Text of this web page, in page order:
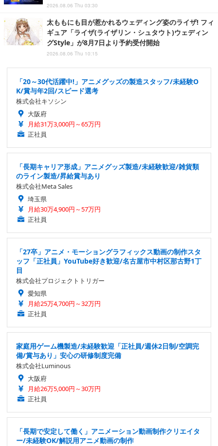
2026.08.06 Thu 03:30
太ももにも目が惹かれるウェディング姿のライザ! フィ
ギュア「ライザ(ライザリン・シュタウト)ウェディン
グStyle」が8月7日より予約受付開始
2026.08.06 Thu 10:15
「20～30代活躍中!」アニメグッズの製造スタッフ/未経験O
K/賞与年2回/スピード選考
株式会社キソシン
大阪府
月給31万3,000円～65万円
正社員
「長期キャリア形成」アニメグッズ製造/未経験歓迎/雑貨類
のライン製造/昇給賞与あり
株式会社Meta Sales
埼玉県
月給30万4,900円～57万円
正社員
「27卒」アニメ・モーショングラフィックス動画の制作スタ
ッフ「正社員」YouTube好き歓迎/名古屋市中村区那古野1丁
目
株式会社プロジェクトトリガー
愛知県
月給25万4,700円～32万円
正社員
家庭用ゲーム機製造/未経験歓迎「正社員/週休2日制/空調完
備/賞与あり」安心の研修制度完備
株式会社Luminous
大阪府
月給26万5,000円～30万円
正社員
「長期で安定して働く」アニメーション動画制作クリエイタ
ー/未経験OK/解説用アニメ動画の制作